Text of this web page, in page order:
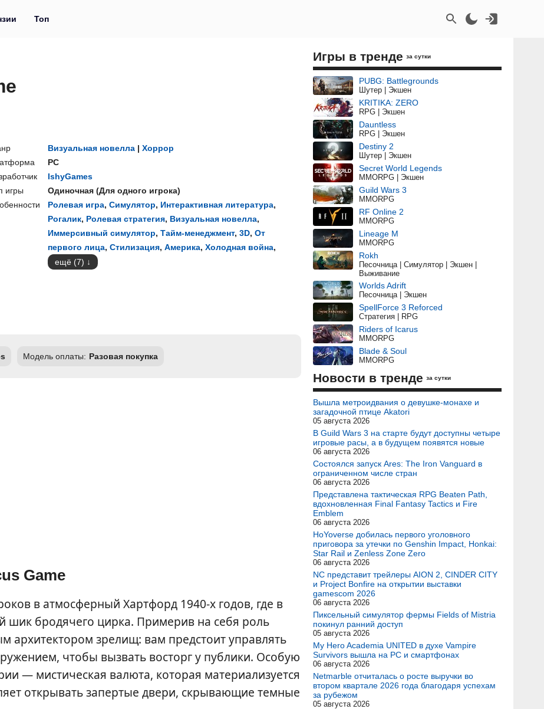
Топ
Визуальная новелла | Хоррор
PC
IshyGames
игры
Одиночная (Для одного игрока)
Ролевая игра, Симулятор, Интерактивная литература,
Рогалик, Ролевая стратегия, Визуальная новелла,
Иммерсивный симулятор, Тайм-менеджмент, 3D, От
первого лица, Стилизация, Америка, Холодная война,
ещё (7)
Модель оплаты: Разовая покупка
Game
в атмосферный Хартфорд 1940-х годов, где в
шик бродячего цирка. Примерив на себя роль
архитектором зрелищ: вам предстоит управлять
чтобы вызвать восторг у публики. Особую
— мистическая валюта, которая материализуется
открывать запертые двери, скрывающие темные
Игры в тренде за сутки
PUBG: Battlegrounds
Шутер | Экшен
KRITIKA: ZERO
RPG | Экшен
Dauntless
RPG | Экшен
Destiny 2
Шутер | Экшен
Secret World Legends
MMORPG | Экшен
Guild Wars 3
MMORPG
RF Online 2
MMORPG
Lineage M
MMORPG
Rokh
Песочница | Симулятор | Экшен |
Выживание
Worlds Adrift
Песочница | Экшен
SpellForce 3 Reforced
Стратегия | RPG
Riders of Icarus
MMORPG
Blade & Soul
MMORPG
Новости в тренде за сутки
Вышла метроидвания о девушке-монахе и
загадочной птице Akatori
05 августа 2026
В Guild Wars 3 на старте будут доступны четыре
игровые расы, а в будущем появятся новые
06 августа 2026
Состоялся запуск Ares: The Iron Vanguard в
ограниченном числе стран
06 августа 2026
Представлена тактическая RPG Beaten Path,
вдохновленная Final Fantasy Tactics и Fire
Emblem
06 августа 2026
HoYoverse добилась первого уголовного
приговора за утечки по Genshin Impact, Honkai:
Star Rail и Zenless Zone Zero
06 августа 2026
NC представит трейлеры AION 2, CINDER CITY
и Project Bonfire на открытии выставки
gamescom 2026
06 августа 2026
Пиксельный симулятор фермы Fields of Mistria
покинул ранний доступ
05 августа 2026
My Hero Academia UNITED в духе Vampire
Survivors вышла на PC и смартфонах
06 августа 2026
Netmarble отчиталась о росте выручки во
втором квартале 2026 года благодаря успехам
за рубежом
05 августа 2026